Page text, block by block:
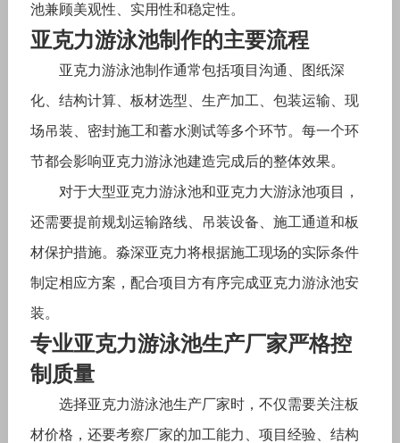
池兼顾美观性、实用性和稳定性。
亚克力游泳池制作的主要流程
亚克力游泳池制作通常包括项目沟通、图纸深
化、结构计算、板材选型、生产加工、包装运输、现
场吊装、密封施工和蓄水测试等多个环节。每一个环
节都会影响亚克力游泳池建造完成后的整体效果。
对于大型亚克力游泳池和亚克力大游泳池项目，
还需要提前规划运输路线、吊装设备、施工通道和板
材保护措施。淼深亚克力将根据施工现场的实际条件
制定相应方案，配合项目方有序完成亚克力游泳池安
装。
专业亚克力游泳池生产厂家严格控
制质量
选择亚克力游泳池生产厂家时，不仅需要关注板
材价格，还要考察厂家的加工能力、项目经验、结构